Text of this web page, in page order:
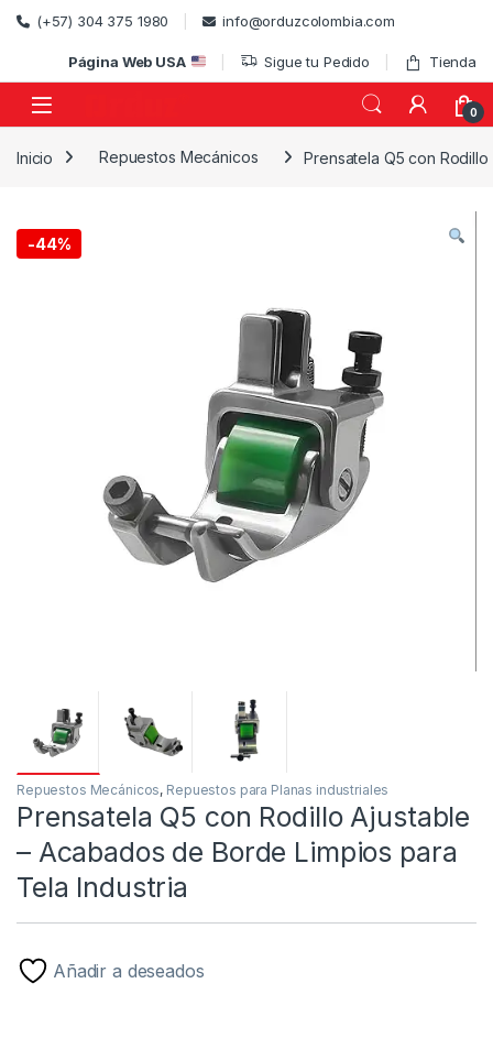
Skip to navigation
Skip to content
(+57) 304 375 1980 info@orduzcolombia.com
Página Web USA Sigue tu Pedido Tienda
0
Inicio Repuestos Mecánicos Prensatela Q5 con
-44%
Repuestos Mecánicos, Repuestos para Planas industriales
Prensatela Q5 con Rodillo Ajustable
– Acabados de Borde Limpios para
Tela Industria
Añadir a deseados